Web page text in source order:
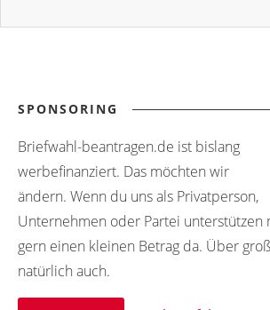
SPONSORING
Briefwahl-beantragen.de ist bislang
werbefinanziert. Das möchten wir
ändern. Wenn du uns als Privatperson,
Unternehmen oder Partei unterstützen
gern einen kleinen Betrag da. Über
natürlich auch.